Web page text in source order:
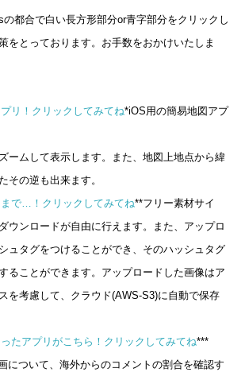
都合で白い長方形部分or青字部分をクリックし
をとっております。お手数をおかけいたしま
*iOS用の簡易地図アプ
ームして表示します。また、地図上地点から緯
その逆も出来ます。
**フリー素材サイ
ウンロードが自由に行えます。また、アップロ
ュタグをつけることができ、そのハッシュタグ
ることができます。アップロードした画像はア
を考慮して、クラウド(AWS-S3)に自動で保存
***
について、海外からのコメントの割合を確認す